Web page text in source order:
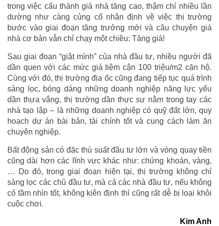
trong việc cấu thành giá nhà tăng cao, thậm chí nhiều lần
dường như càng củng cố nhận định về việc thị trường
bước vào giai đoạn tăng trưởng mới và câu chuyện giá
nhà cơ bản vẫn chỉ chạy một chiều: Tăng giá!
Sau giai đoạn “giật mình” của nhà đầu tư, nhiều người đã
dần quen với các mức giá tiệm cận 100 triệu/m2 căn hộ.
Cùng với đó, thị trường địa ốc cũng đang tiếp tục quá trình
sàng lọc, bóng dáng những doanh nghiệp năng lực yếu
dần thưa vắng, thị trường dần thực sự nằm trong tay các
nhà tạo lập – là những doanh nghiệp có quỹ đất lớn, quy
hoạch dự án bài bản, tài chính tốt và cung cách làm ăn
chuyên nghiệp.
Bất động sản có đặc thù suất đầu tư lớn và vòng quay tiền
cũng dài hơn các lĩnh vực khác như: chứng khoán, vàng,
… Do đó, trong giai đoạn hiện tại, thị trường không chỉ
sàng lọc các chủ đầu tư, mà cả các nhà đầu tư, nếu không
có tầm nhìn tốt, không kiên định thì cũng rất dễ bị loại khỏi
cuộc chơi.
Kim Anh